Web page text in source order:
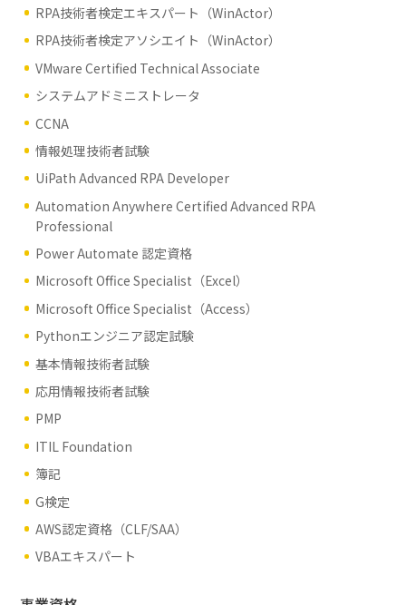
RPA技術者検定エキスパート（WinActor）
RPA技術者検定アソシエイト（WinActor）
VMware Certified Technical Associate
システムアドミニストレータ
CCNA
情報処理技術者試験
UiPath Advanced RPA Developer
Automation Anywhere Certified Advanced RPA
Professional
Power Automate 認定資格
Microsoft Office Specialist（Excel）
Microsoft Office Specialist（Access）
Pythonエンジニア認定試験
基本情報技術者試験
応用情報技術者試験
PMP
ITIL Foundation
簿記
G検定
AWS認定資格（CLF/SAA）
VBAエキスパート